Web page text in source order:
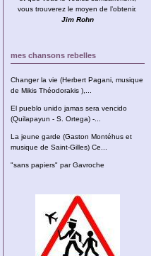
vous trouverez le moyen de l’obtenir.
Jim Rohn
mes chansons rebelles
Changer la vie (Herbert Pagani, musique
de Mikis Théodorakis ),...
El pueblo unido jamas sera vencido
(Quilapayun - S. Ortega) -...
La jeune garde (Gaston Montéhus et
musique de Saint-Gilles) Ce...
"sans papiers" par Gavroche